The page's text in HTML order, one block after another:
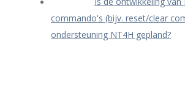
commando's (bijv. reset/clear
ondersteuning NT4H gepland?